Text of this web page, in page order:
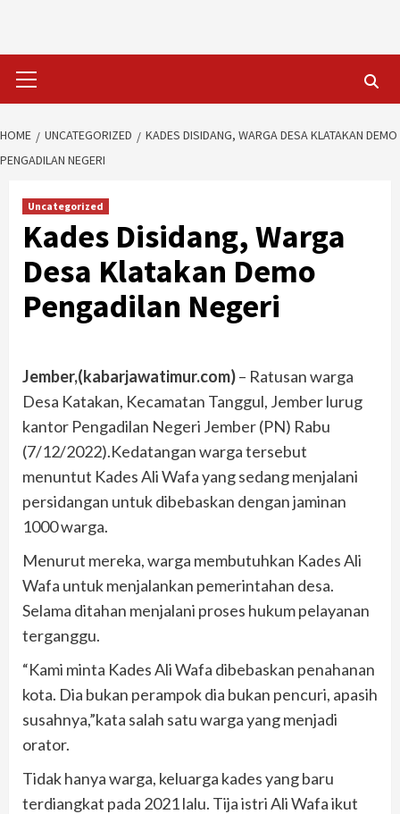
Menu
HOME UNCATEGORIZED
KADES DISIDANG, WARGA DESA KLATAKAN DEMO
PENGADILAN NEGERI
Uncategorized
Kades Disidang, Warga
Desa Klatakan Demo
Pengadilan Negeri
Jember,(kabarjawatimur.com)– Ratusan warga
Desa Katakan, Kecamatan Tanggul, Jember lurug
kantor Pengadilan Negeri Jember (PN) Rabu
(7/12/2022).Kedatangan warga tersebut
menuntut Kades Ali Wafa yang sedang menjalani
persidangan untuk dibebaskan dengan jaminan
1000 warga.
Menurut mereka, warga membutuhkan Kades Ali
Wafa untuk menjalankan pemerintahan desa.
Selama ditahan menjalani proses hukum pelayanan
terganggu.
“Kami minta Kades Ali Wafa dibebaskan penahanan
kota. Dia bukan perampok dia bukan pencuri, apasih
susahnya,”kata salah satu warga yang menjadi
orator.
Tidak hanya warga, keluarga kades yang baru
terdiangkat pada 2021 lalu. Tija istri Ali Wafa ikut